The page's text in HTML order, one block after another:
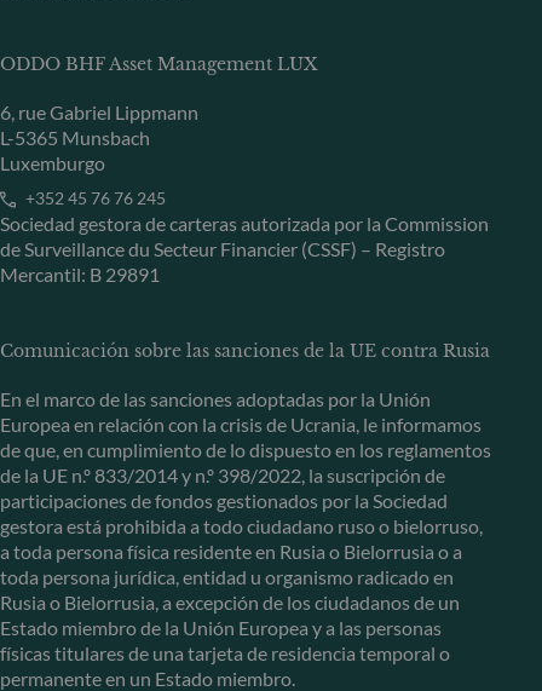
ODDO BHF Asset Management LUX
6, rue Gabriel Lippmann
L-5365 Munsbach
Luxemburgo
+352 45 76 76 245
Sociedad gestora de carteras autorizada por la Commission
de Surveillance du Secteur Financier (CSSF) – Registro
Mercantil: B 29891
Comunicación sobre las sanciones de la UE contra Rusia
En el marco de las sanciones adoptadas por la Unión
Europea en relación con la crisis de Ucrania, le informamos
de que, en cumplimiento de lo dispuesto en los reglamentos
de la UE n.º 833/2014 y n.º 398/2022, la suscripción de
participaciones de fondos gestionados por la Sociedad
gestora está prohibida a todo ciudadano ruso o bielorruso,
a toda persona física residente en Rusia o Bielorrusia o a
toda persona jurídica, entidad u organismo radicado en
Rusia o Bielorrusia, a excepción de los ciudadanos de un
Estado miembro de la Unión Europea y a las personas
físicas titulares de una tarjeta de residencia temporal o
permanente en un Estado miembro.